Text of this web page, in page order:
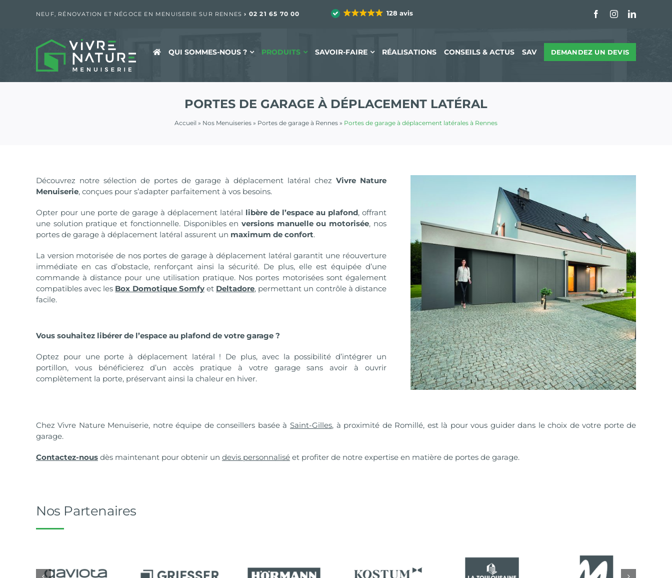
NEUF, RÉNOVATION ET NÉGOCE EN MENUISERIE SUR RENNES › 02 21 65 70 00 128 avis FacebookInstagramLinkedIn
QUI SOMMES-NOUS ? PRODUITS SAVOIR-FAIRE RÉALISATIONS CONSEILS & ACTUS SAV DEMANDEZ UN DEVIS
PORTES DE GARAGE À DÉPLACEMENT LATÉRAL
Accueil » Nos Menuiseries » Portes de garage à Rennes » Portes de garage à déplacement latérales à Rennes
Découvrez notre sélection de portes de garage à déplacement latéral chez Vivre Nature
Menuiserie, conçues pour s’adapter parfaitement à vos besoins.
Opter pour une porte de garage à déplacement latéral libère de l’espace au plafond, offrant
une solution pratique et fonctionnelle. Disponibles en versions manuelle ou motorisée, nos
portes de garage à déplacement latéral assurent un maximum de confort.
La version motorisée de nos portes de garage à déplacement latéral garantit une réouverture
immédiate en cas d’obstacle, renforçant ainsi la sécurité. De plus, elle est équipée d’une
commande à distance pour une utilisation pratique. Nos portes motorisées sont également
compatibles avec les Box Domotique Somfyet Deltadore, permettant un contrôle à distance
facile.
Vous souhaitez libérer de l’espace au plafond de votre garage ?
Optez pour une porte à déplacement latéral ! De plus, avec la possibilité d’intégrer un
portillon, vous bénéficierez d’un accès pratique à votre garage sans avoir à ouvrir
complètement la porte, préservant ainsi la chaleur en hiver.
Chez Vivre Nature Menuiserie, notre équipe de conseillers basée à Saint-Gilles, à proximité de Romillé, est là pour vous guider dans le choix de votre porte de
garage.
Contactez-nousdès maintenant pour obtenir un devis personnaliséet profiter de notre expertise en matière de portes de garage.
Nos Partenaires